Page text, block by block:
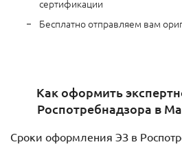
сертификации
Бесплатно отправляем вам
Как оформить
Роспотребнадзора в
Сроки оформления ЭЗ в